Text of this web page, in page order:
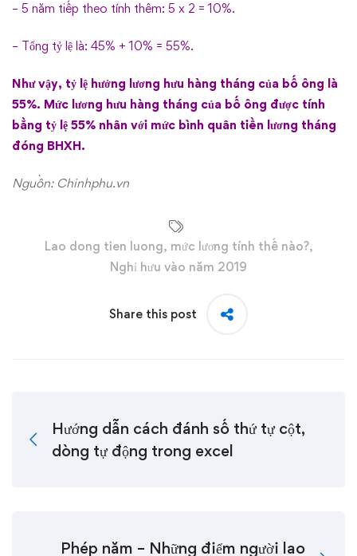
– 5 năm tiếp theo tính thêm: 5 x 2 = 10%.
– Tổng tỷ lệ là: 45% + 10% = 55%.
Như vậy, tỷ lệ hưởng lương hưu hàng tháng của bố ông là
55%. Mức lương hưu hàng tháng của bố ông được tính
bằng tỷ lệ 55% nhân với mức bình quân tiền lương tháng
đóng BHXH.
Nguồn: Chinhphu.vn
Lao dong tien luong, mức lương tính thế nào?,
Nghỉ hưu vào năm 2019
Share this post
Hướng dẫn cách đánh số thứ tự cột,
dòng tự động trong excel
Phép năm – Những điểm người lao